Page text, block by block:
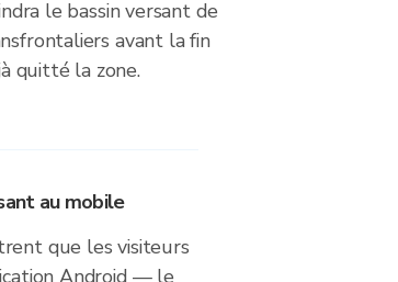
le bassin versant de
avant la fin
quitté la zone.
au mobile
que les visiteurs
Android — le